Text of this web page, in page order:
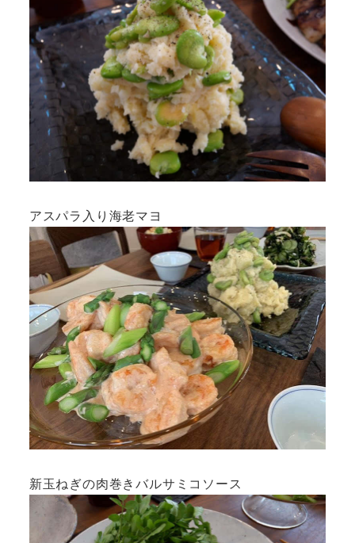
アスパラ入り海老マヨ
新玉ねぎの肉巻きバルサミコソース